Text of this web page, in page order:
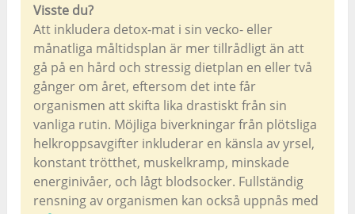
Visste du?
Att inkludera detox-mat i sin vecko- eller
månatliga måltidsplan är mer tillrådligt än att
gå på en hård och stressig dietplan en eller två
gånger om året, eftersom det inte får
organismen att skifta lika drastiskt från sin
vanliga rutin. Möjliga biverkningar från plötsliga
helkroppsavgifter inkluderar en känsla av yrsel,
konstant trötthet, muskelkramp, minskade
energinivåer, och lågt blodsocker. Fullständig
rensning av organismen kan också uppnås med